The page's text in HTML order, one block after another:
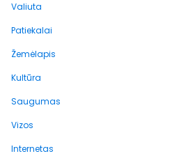
Valiuta
Patiekalai
Žemėlapis
Kultūra
Saugumas
Vizos
Internetas